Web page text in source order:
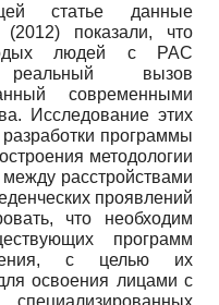
статье данные
показали, что
людей с РАС
вызов
современными
Исследование этих
программы
методологии
расстройствами
проявлений
что необходим
программ
с целью их
освоения лицами с